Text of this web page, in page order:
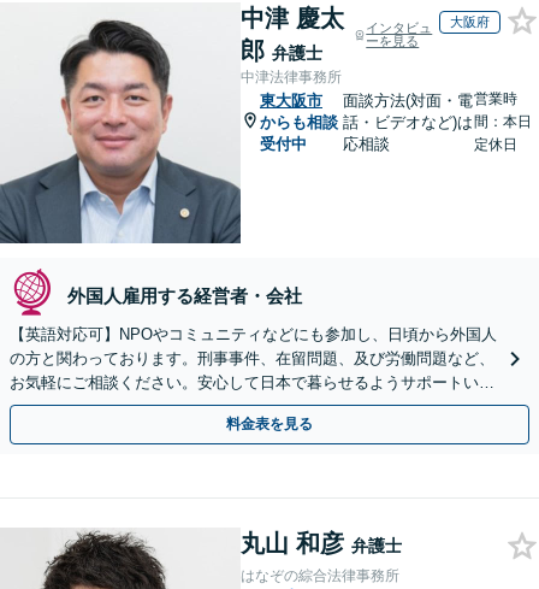
中津 慶太
郎 弁護士
インタビュ
ーを見る
大阪府
中津法律事務所
東大阪市
からも相談
受付中
面談方法(対面・電
話・ビデオなど)は
応相談
営業時
間：本日
定休日
外国人雇用する経営者・会社
【英語対応可】NPOやコミュニティなどにも参加し、日頃から外国人
の方と関わっております。刑事事件、在留問題、及び労働問題など、
お気軽にご相談ください。安心して日本で暮らせるようサポートいた
します【夜間・休日相談OK】【北浜駅2分】
料金表を見る
丸山 和彦 弁護士
はなぞの綜合法律事務所